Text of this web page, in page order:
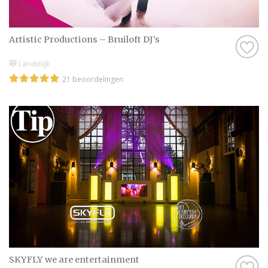
Artistic Productions – Bruiloft DJ’s
Landelijk
21 beoordelingen
SKYFLY we are entertainment